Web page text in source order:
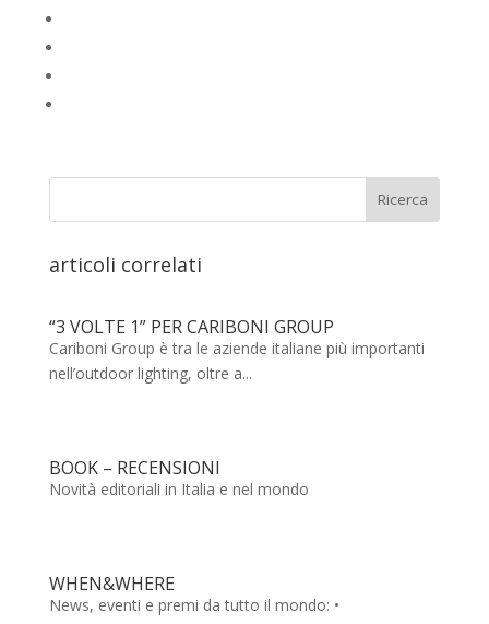
articoli correlati
“3 VOLTE 1” PER CARIBONI GROUP
Cariboni Group è tra le aziende italiane più importanti
nell’outdoor lighting, oltre a...
BOOK – RECENSIONI
Novità editoriali in Italia e nel mondo
WHEN&WHERE
News, eventi e premi da tutto il mondo: •